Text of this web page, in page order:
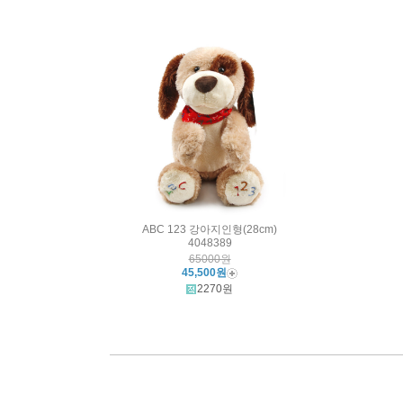
ABC 123 강아지인형(28cm)
4048389
65000원
45,500원
2270원